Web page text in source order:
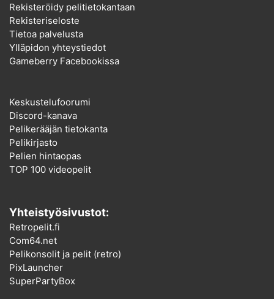
Rekisteröidy pelitietokantaan
Rekisteriseloste
Tietoa palvelusta
Ylläpidon yhteystiedot
Gameberry Facebookissa
Keskustelufoorumi
Discord-kanava
Pelikerääjän tietokanta
Pelikirjasto
Pelien hintaopas
TOP 100 videopelit
Yhteistyösivustot:
Retropelit.fi
Com64.net
Pelikonsolit ja pelit (retro)
PixLauncher
SuperPartyBox